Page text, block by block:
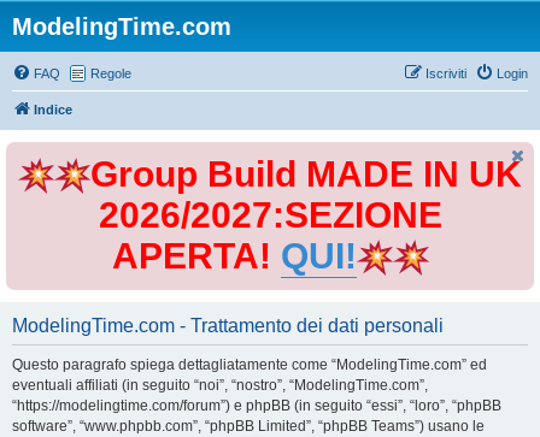
ModelingTime.com
FAQ Regole Login
Iscriviti
Indice
Group Build MADE IN UK
2026/2027:SEZIONE
APERTA! QUI!
ModelingTime.com - Trattamento dei dati personali
Questo paragrafo spiega dettagliatamente come “ModelingTime.com” ed
eventuali affiliati (in seguito “noi”, “nostro”, “ModelingTime.com”,
“https://modelingtime.com/forum”) e phpBB (in seguito “essi”, “loro”, “phpBB
software”, “www.phpbb.com”, “phpBB Limited”, “phpBB Teams”) usano le